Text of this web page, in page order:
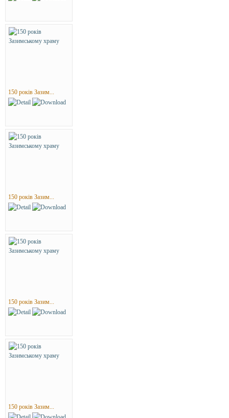
150 років Зазим...
150 років Зазим...
150 років Зазим...
150 років Зазим...